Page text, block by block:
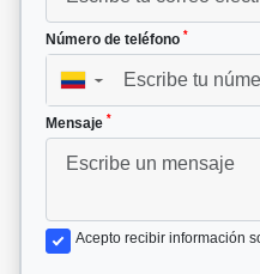
Número de teléfono *
▼
Mensaje *
Acepto recibir información